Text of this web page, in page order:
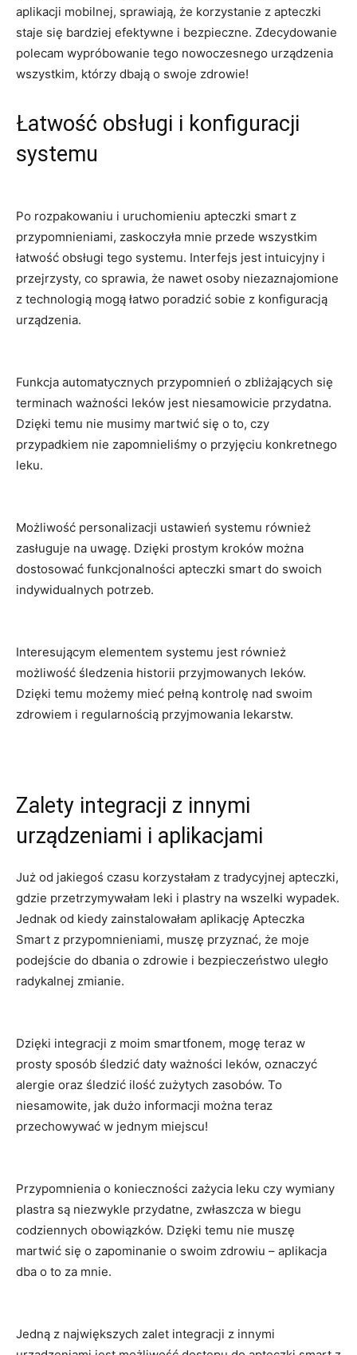
aplikacji mobilnej, sprawiają, że‍ korzystanie⁤ z apteczki​
staje ⁢się bardziej efektywne ‍i bezpieczne. Zdecydowanie
polecam wypróbowanie tego nowoczesnego ‌urządzenia
⁤wszystkim, którzy dbają o swoje​ zdrowie!
Łatwość obsługi ⁣i ‍konfiguracji
systemu
Po rozpakowaniu i uruchomieniu apteczki ‌smart z⁢
przypomnieniami, zaskoczyła mnie przede wszystkim
łatwość obsługi tego systemu. Interfejs ‍jest intuicyjny ‌i​
przejrzysty, co⁤ sprawia, że ​nawet osoby niezaznajomione
z technologią mogą łatwo poradzić sobie z konfiguracją
urządzenia.
Funkcja automatycznych przypomnień o zbliżających się
terminach ważności ​leków jest ‍niesamowicie przydatna.⁢
Dzięki temu ‌nie musimy ‍martwić się o ⁣to, ​czy
przypadkiem⁤ nie zapomnieliśmy o przyjęciu konkretnego
leku.
Możliwość personalizacji ustawień​ systemu również
zasługuje ⁤na⁣ uwagę. Dzięki prostym kroków ⁢można
dostosować funkcjonalności apteczki smart‍ do swoich
indywidualnych potrzeb.
Interesującym elementem ‍systemu‌ jest również
możliwość śledzenia historii przyjmowanych leków.
Dzięki temu możemy mieć ‌pełną kontrolę nad ⁤swoim
⁢zdrowiem i regularnością ⁢przyjmowania lekarstw.
Zalety integracji z ‍innymi
‍urządzeniami i aplikacjami
Już od jakiegoś czasu korzystałam z ⁢tradycyjnej apteczki,
gdzie‍ przetrzymywałam leki ‌i plastry‍ na wszelki wypadek.
Jednak od kiedy zainstalowałam aplikację ‌Apteczka
⁤Smart z przypomnieniami, muszę przyznać, że moje
podejście do dbania o⁤ zdrowie ​i bezpieczeństwo‌ uległo
radykalnej‌ zmianie.
Dzięki integracji z moim smartfonem, mogę⁣ teraz w⁤
prosty sposób śledzić⁤ daty ważności ‌leków, ​oznaczyć
‍alergie oraz śledzić ilość zużytych zasobów. ⁤To
niesamowite, jak dużo⁣ informacji⁣ można teraz⁣
przechowywać w ​jednym miejscu!
Przypomnienia⁤ o konieczności zażycia ‌leku czy wymiany
plastra ‍są niezwykle ‌przydatne, ​zwłaszcza w biegu
⁢codziennych​ obowiązków. ​Dzięki temu nie muszę
martwić się‍ o zapominanie o swoim zdrowiu – ⁣aplikacja
dba o to⁤ za mnie.
Jedną⁤ z ⁢największych​ zalet integracji ⁣z innymi